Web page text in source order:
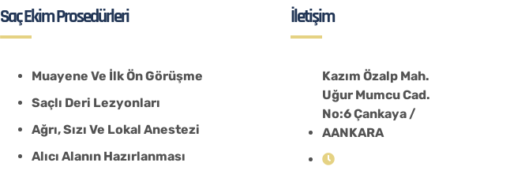
Saç Ekim Prosedürleri
Muayene Ve İlk Ön Görüşme
Saçlı Deri Lezyonları
Ağrı, Sızı Ve Lokal Anestezi
Alıcı Alanın Hazırlanması
İletişim
Kazım Özalp Mah.
Uğur Mumcu Cad.
No:6 Çankaya /
AANKARA